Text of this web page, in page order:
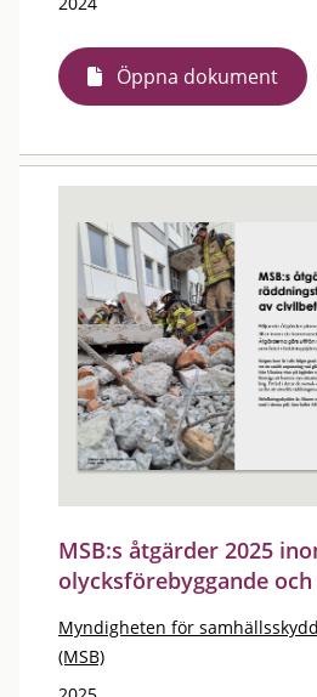
Öppna dokument
MSB:s åtgärder 2025
olycksförebyggande
Myndigheten för
(MSB)